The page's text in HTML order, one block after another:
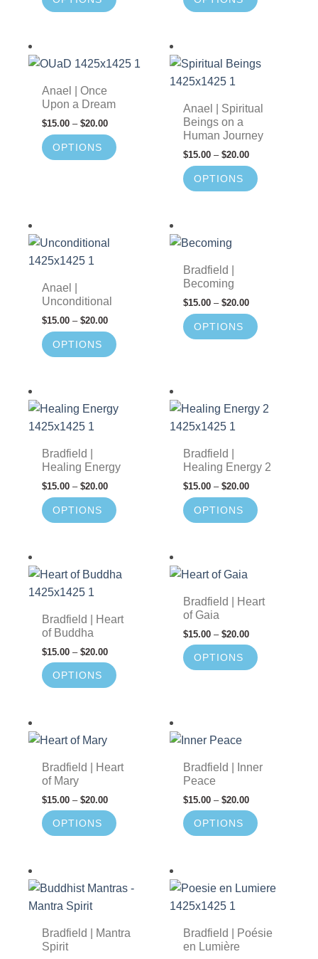
Anael | Once
Upon a Dream
$15.00 – $20.00
OPTIONS
Anael | Spiritual
Beings on a
Human Journey
$15.00 – $20.00
OPTIONS
Anael |
Unconditional
$15.00 – $20.00
OPTIONS
Bradfield |
Becoming
$15.00 – $20.00
OPTIONS
Bradfield |
Healing Energy
$15.00 – $20.00
OPTIONS
Bradfield |
Healing Energy 2
$15.00 – $20.00
OPTIONS
Bradfield | Heart
of Buddha
$15.00 – $20.00
OPTIONS
Bradfield | Heart
of Gaia
$15.00 – $20.00
OPTIONS
Bradfield | Heart
of Mary
$15.00 – $20.00
OPTIONS
Bradfield | Inner
Peace
$15.00 – $20.00
OPTIONS
Bradfield | Mantra
Spirit
Bradfield | Poésie
en Lumière